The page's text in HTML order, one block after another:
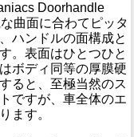
Doorhandle
曲面に合わてピッタ
ハンドルの面構成と
。表面はひとつひと
ボディ同等の厚膜硬
ると、至極当然のス
ですが、車全体のエ
ます。